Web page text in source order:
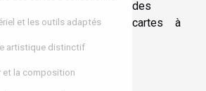
et les outils adaptés
artistique distinctif
et la composition
des
cartes à